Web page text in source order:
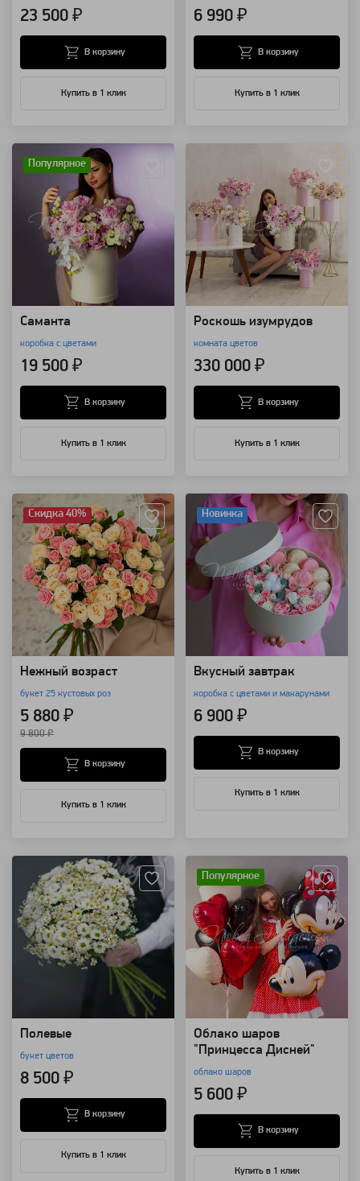
23 500 ₽
Купить в 1 клик
В корзину
6 990 ₽
Купить в 1 клик
В корзину
Популярное
Саманта
коробка с цветами
19 500 ₽
Купить в 1 клик
В корзину
Роскошь изумрудов
комната цветов
330 000 ₽
Купить в 1 клик
В корзину
Скидка 40%
Нежный возраст
букет 25 кустовых роз
5 880 ₽
9 800 ₽
Купить в 1 клик
В корзину
Новинка
Вкусный завтрак
коробка с цветами и макарунами
6 900 ₽
Купить в 1 клик
В корзину
Полевые
букет цветов
8 500 ₽
Купить в 1 клик
В корзину
Популярное
Облако шаров
"Принцесса Дисней"
облако шаров
5 600 ₽
Купить в 1 клик
В корзину